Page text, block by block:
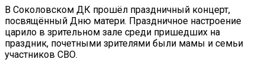
В Соколовском ДК прошёл праздничный концерт,
посвящённый Дню матери. Праздничное настроение
царило в зрительном зале среди пришедших на
праздник, почетными зрителями были мамы и семьи
участников СВО.